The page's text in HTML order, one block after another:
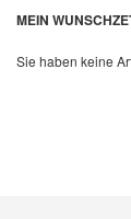
Quickview
MEIN
Sie haben keine